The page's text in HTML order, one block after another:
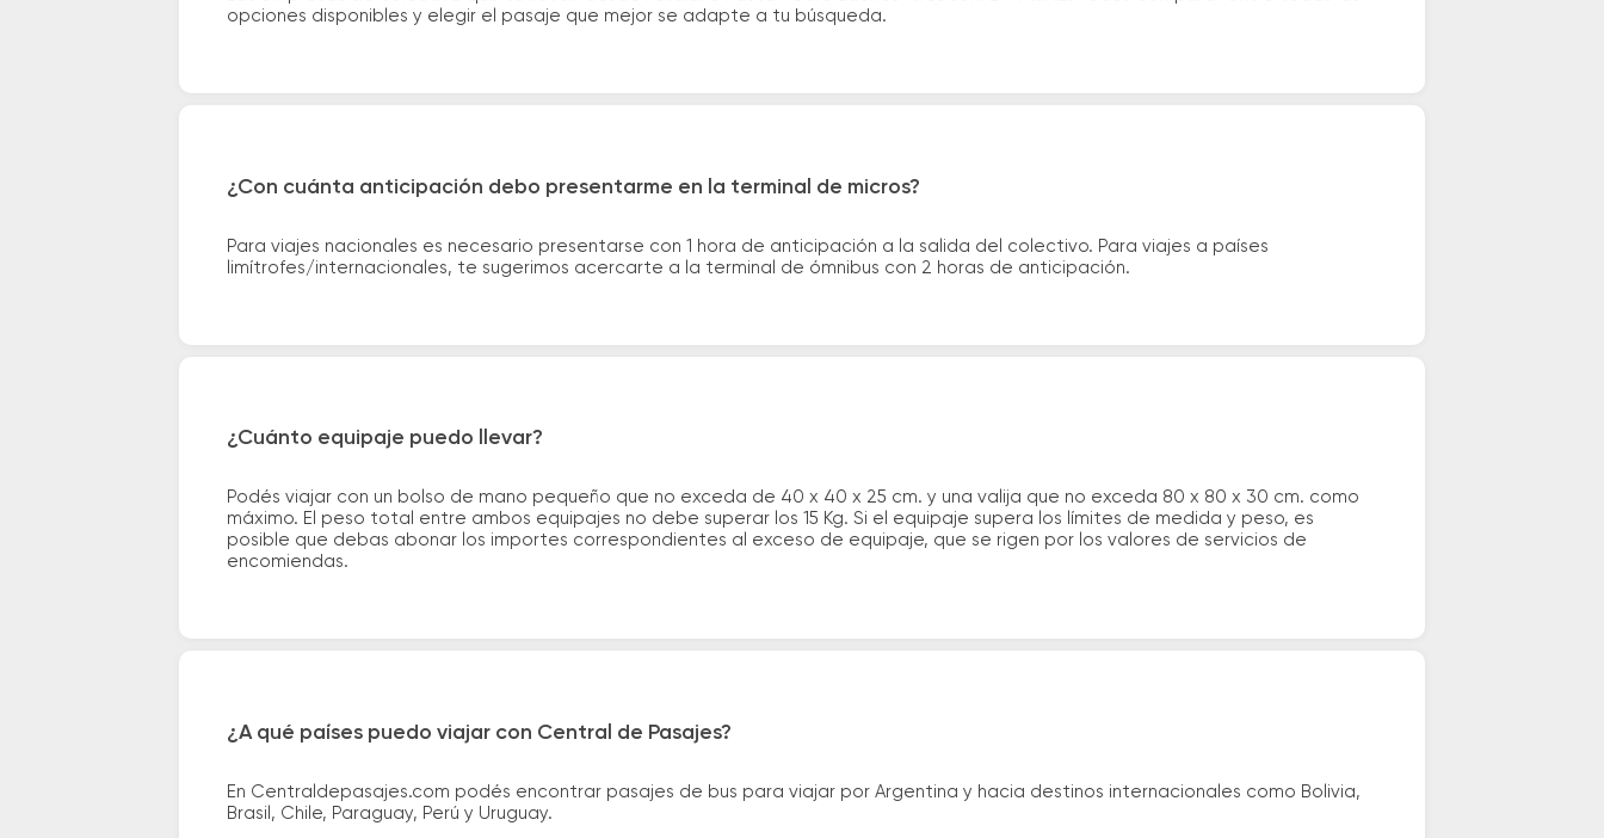
opciones disponibles y elegir el pasaje que mejor se adapte a tu búsqueda.
¿Con cuánta anticipación debo presentarme en la terminal de micros?
Para viajes nacionales es necesario presentarse con 1 hora de anticipación a la salida del colectivo. Para viajes a países
limítrofes/internacionales, te sugerimos acercarte a la terminal de ómnibus con 2 horas de anticipación.
¿Cuánto equipaje puedo llevar?
Podés viajar con un bolso de mano pequeño que no exceda de 40 x 40 x 25 cm. y una valija que no exceda 80 x 80 x 30 cm. como
máximo. El peso total entre ambos equipajes no debe superar los 15 Kg. Si el equipaje supera los límites de medida y peso, es
posible que debas abonar los importes correspondientes al exceso de equipaje, que se rigen por los valores de servicios de
encomiendas.
¿A qué países puedo viajar con Central de Pasajes?
En Centraldepasajes.com podés encontrar pasajes de bus para viajar por Argentina y hacia destinos internacionales como Bolivia,
Brasil, Chile, Paraguay, Perú y Uruguay.